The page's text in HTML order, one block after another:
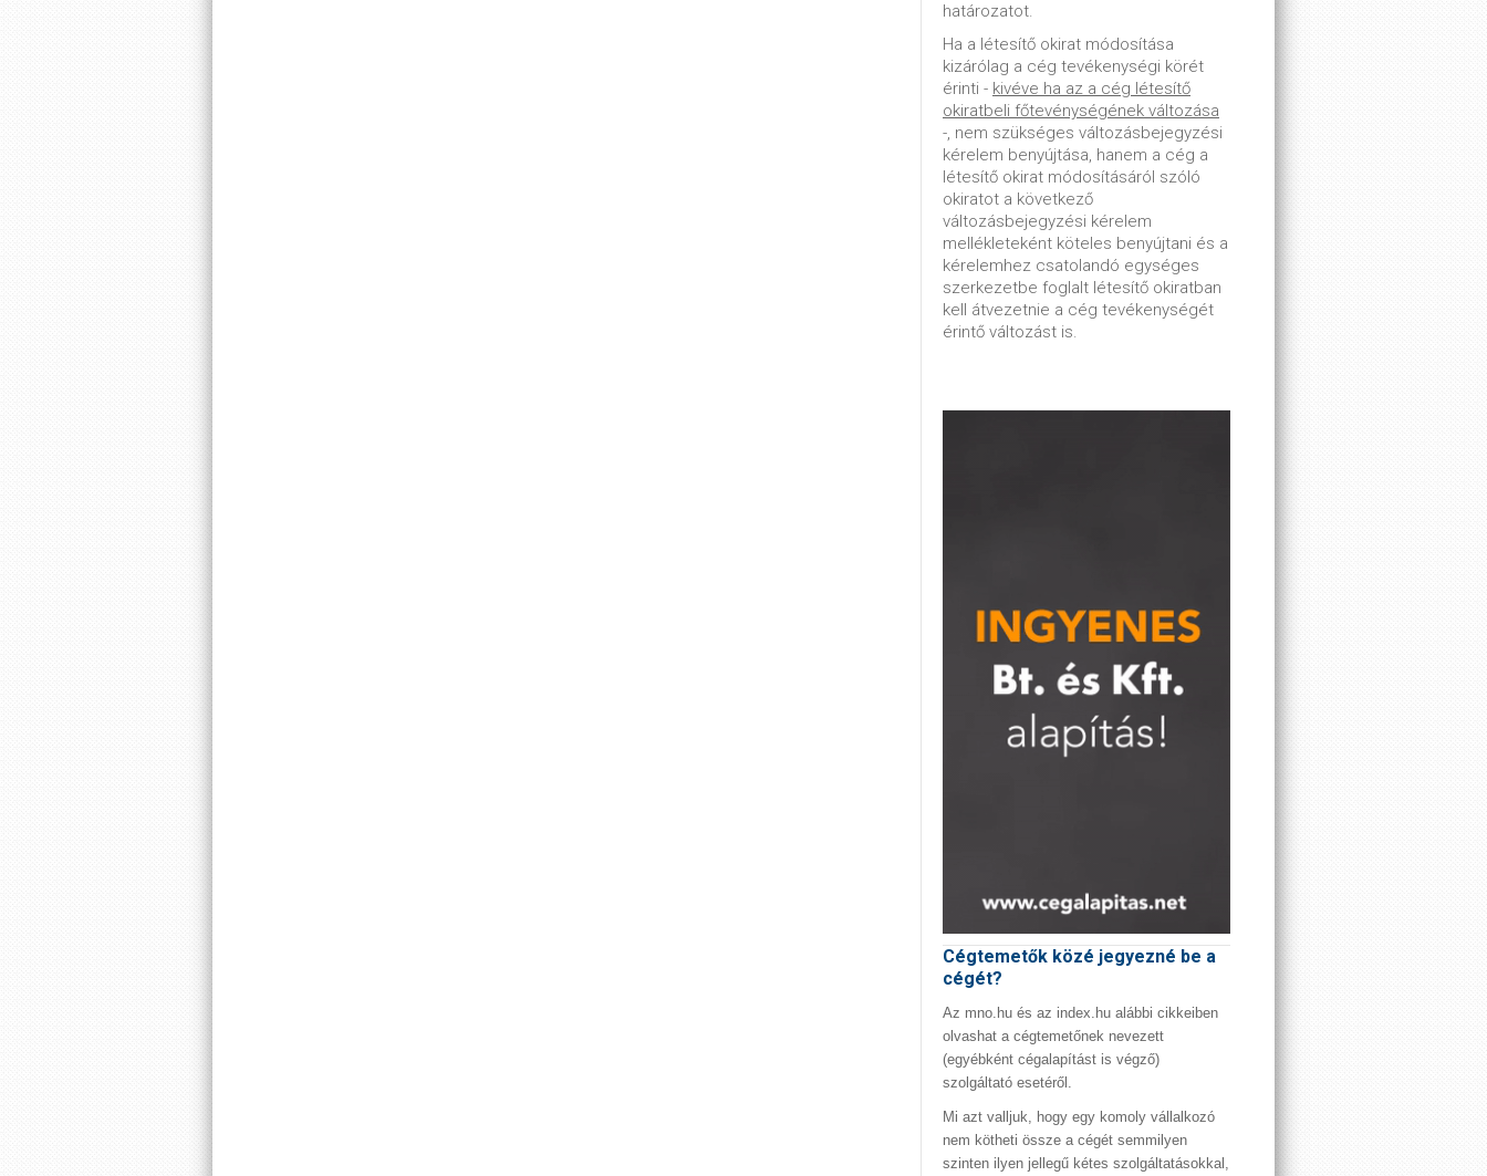
határozatot.
Ha a létesítő okirat módosítása
kizárólag a cég tevékenységi körét
érinti - kivéve ha az a cég létesítő
okiratbeli főtevénységének változása
-, nem szükséges változásbejegyzési
kérelem benyújtása, hanem a cég a
létesítő okirat módosításáról szóló
okiratot a következő
változásbejegyzési kérelem
mellékleteként köteles benyújtani és a
kérelemhez csatolandó egységes
szerkezetbe foglalt létesítő okiratban
kell átvezetnie a cég tevékenységét
érintő változást is.
Cégtemetők közé jegyezné be a
cégét?
Az mno.hu és az index.hu alábbi cikkeiben
olvashat a cégtemetőnek nevezett
(egyébként cégalapítást is végző)
szolgáltató esetéről.
Mi azt valljuk, hogy egy komoly vállalkozó
nem kötheti össze a cégét semmilyen
szinten ilyen jellegű kétes szolgáltatásokkal,